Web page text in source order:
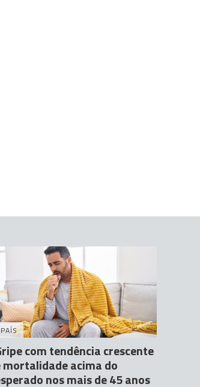
PAÍS
com tendência crescente
mortalidade acima do
nos mais de 45 anos